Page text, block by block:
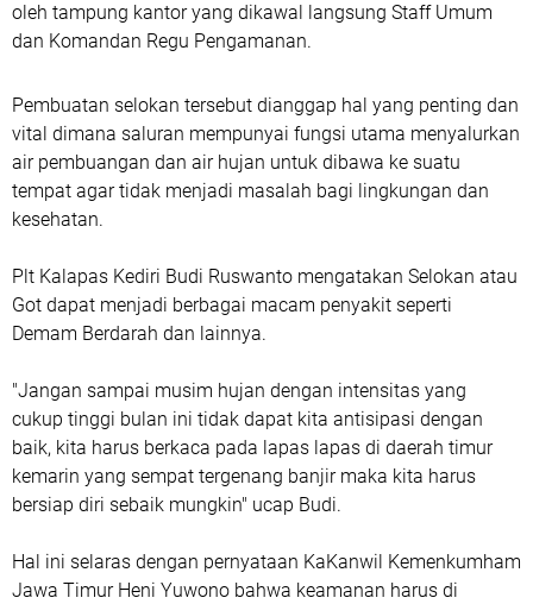
oleh tampung kantor yang dikawal langsung Staff Umum
dan Komandan Regu Pengamanan.
Pembuatan selokan tersebut dianggap hal yang penting dan
vital dimana saluran mempunyai fungsi utama menyalurkan
air pembuangan dan air hujan untuk dibawa ke suatu
tempat agar tidak menjadi masalah bagi lingkungan dan
kesehatan.
Plt Kalapas Kediri Budi Ruswanto mengatakan Selokan atau
Got dapat menjadi berbagai macam penyakit seperti
Demam Berdarah dan lainnya.
"Jangan sampai musim hujan dengan intensitas yang
cukup tinggi bulan ini tidak dapat kita antisipasi dengan
baik, kita harus berkaca pada lapas lapas di daerah timur
kemarin yang sempat tergenang banjir maka kita harus
bersiap diri sebaik mungkin" ucap Budi.
Hal ini selaras dengan pernyataan KaKanwil Kemenkumham
Jawa Timur Heni Yuwono bahwa keamanan harus di